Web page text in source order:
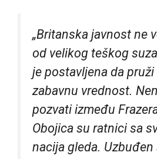
„Britanska javnost ne
od velikog teškog
je postavljena da
zabavnu vrednost.
pozvati između
Obojica su ratnici sa
nacija gleda.